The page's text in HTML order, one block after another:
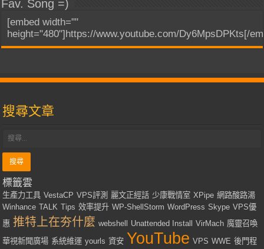
Fav. Song =)
[embed width=""
height="480"]https://www.youtube.com/Dy6MpsDPKts[/
搜尋文章
標籤雲
生產力工具 VestaCP VPS評測 麗文正經話 少康戰情室 XPipe 網路酸路湯
Winhance TALK Tips 效率提升 WP-ShellStorm WordPress Skype VPS優
惠 推特上在夯什麼 webshell Unattended Install VirMach 魔靈召喚
華視新聞廣場 系統維運 yourls 資安 YouTube VPS WWE 後門程